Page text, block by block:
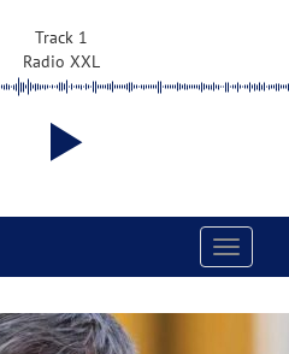
Track 1
Radio XXL
Toggle